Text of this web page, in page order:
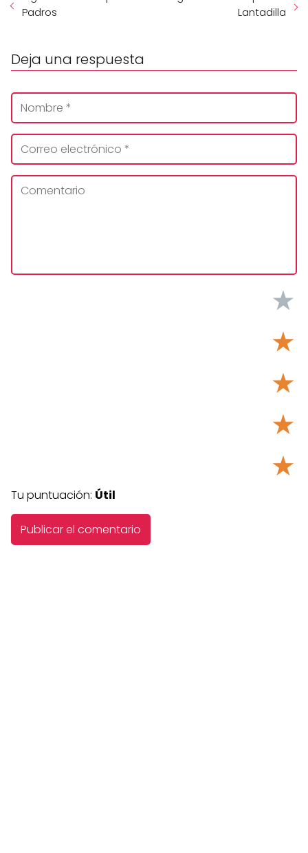
Padros
Lantadilla
Deja una respuesta
★
★
★
★
★
Tu puntuación: Útil